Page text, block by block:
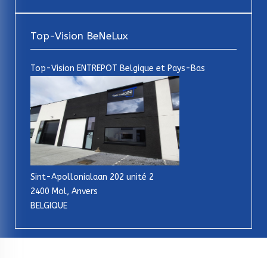
Top-Vision BeNeLux
Top-Vision ENTREPOT Belgique et Pays-Bas
Sint-Apollonialaan 202 unité 2
2400 Mol, Anvers
BELGIQUE